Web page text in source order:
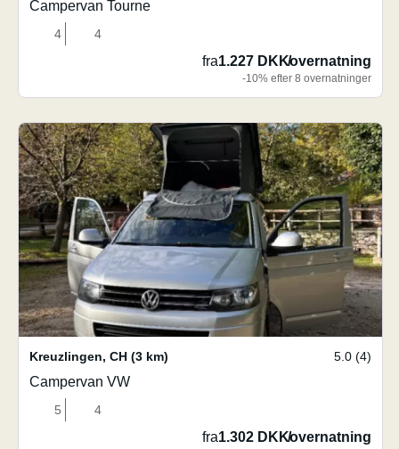
Campervan Tourne
4 4
fra1.227 DKK/overnatning
-10% efter 8 overnatninger
Kreuzlingen, CH (3 km) 5.0 (4)
Campervan VW
5 4
fra1.302 DKK/overnatning